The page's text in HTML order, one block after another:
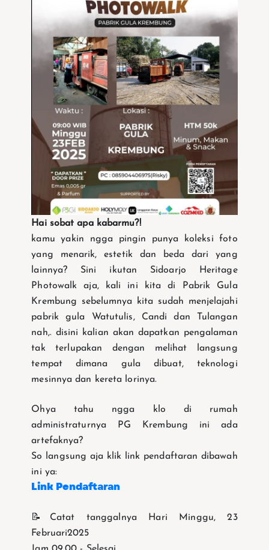
Hai sobat apa kabarmu?!
kamu yakin ngga pingin punya koleksi foto
yang menarik, estetik dan beda dari yang
lainnya? Sini ikutan Sidoarjo Heritage
Photowalk aja, kali ini kita di Pabrik Gula
Krembung sebelumnya kita sudah menjelajahi
pabrik gula Watutulis, Candi dan Tulangan
nah,. disini kalian akan dapatkan pengalaman
tak terlupakan dengan melihat langsung
tempat dimana gula dibuat, teknologi
mesinnya dan kereta lorinya.
Ohya tahu ngga klo di rumah
administraturnya PG Krembung ini ada
artefaknya?
So langsung aja klik link pendaftaran dibawah
ini ya:
Link Pendaftaran
📝Catat tanggalnya Hari Minggu, 23
Februari2025